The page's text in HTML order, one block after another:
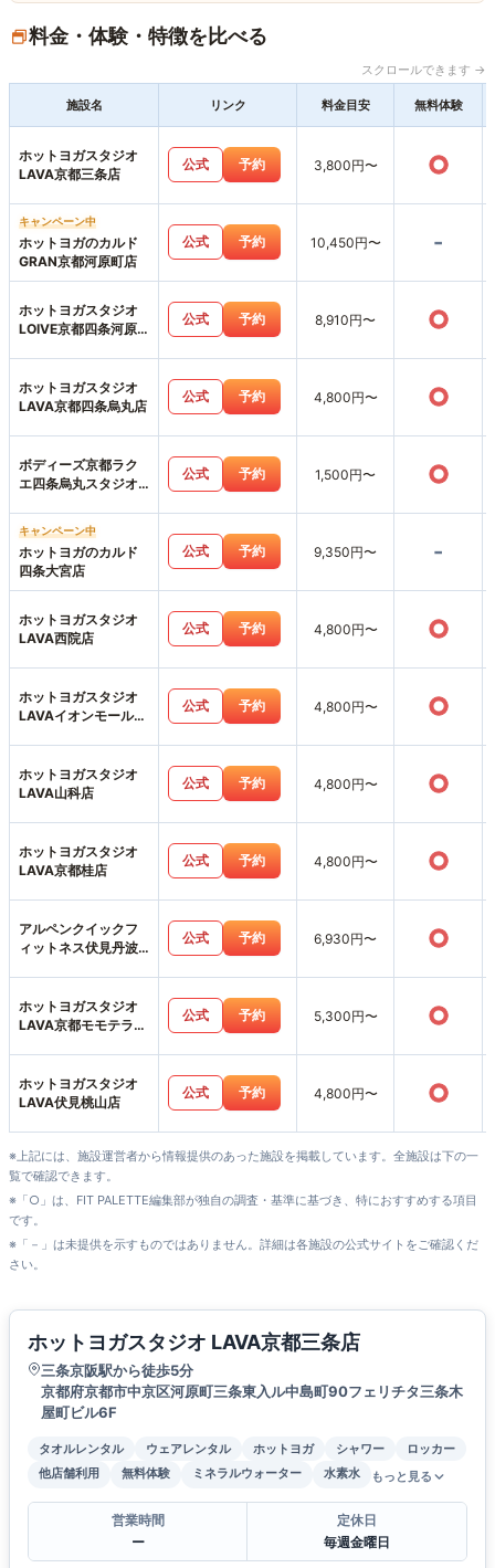
料金・体験・特徴を比べる
スクロールできます →
施設名 リンク 料金目安 無料体験
ホットヨガスタジオ
LAVA京都三条店
公式 予約 3,800円〜 ○
キャンペーン中
ホットヨガのカルド
GRAN京都河原町店
公式 予約 10,450円〜 -
ホットヨガスタジオ
LOIVE京都四条河原
公式 予約 8,910円〜 ○
ホットヨガスタジオ
LAVA京都四条烏丸店
公式 予約 4,800円〜 ○
ボディーズ京都ラク
エ四条烏丸スタジオ
公式 予約 1,500円〜 ○
キャンペーン中
ホットヨガのカルド
四条大宮店
公式 予約 9,350円〜 -
ホットヨガスタジオ
LAVA西院店
公式 予約 4,800円〜 ○
ホットヨガスタジオ
LAVAイオンモール北
公式 予約 4,800円〜 ○
ホットヨガスタジオ
LAVA山科店
公式 予約 4,800円〜 ○
ホットヨガスタジオ
LAVA京都桂店
公式 予約 4,800円〜 ○
アルペンクイックフ
ィットネス伏見丹波
公式 予約 6,930円〜 ○
ホットヨガスタジオ
LAVA京都モモテラス
公式 予約 5,300円〜 ○
ホットヨガスタジオ
LAVA伏見桃山店
公式 予約 4,800円〜 ○
※上記には、施設運営者から情報提供のあった施設を掲載しています。全施設は下の一
覧で確認できます。
※「○」は、FIT PALETTE編集部が独自の調査・基準に基づき、特におすすめする項目
です。
※「－」は未提供を示すものではありません。詳細は各施設の公式サイトをご確認くだ
さい。
ホットヨガスタジオ LAVA京都三条店
三条京阪駅から徒歩5分
京都府京都市中京区河原町三条東入ル中島町90フェリチタ三条木
屋町ビル6F
タオルレンタル ウェアレンタル ホットヨガ シャワー
ロッカー
他店舗利用
無料体験 ミネラルウォーター 水素水 もっと見る
営業時間
ー
定休日
毎週金曜日